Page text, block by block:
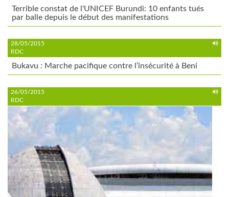
Terrible constat de l'UNICEF Burundi: 10 enfants tués
par balle depuis le début des manifestations
28/05/2015
RDC
Bukavu : Marche pacifique contre l’insécurité à Beni
26/05/2015
RDC